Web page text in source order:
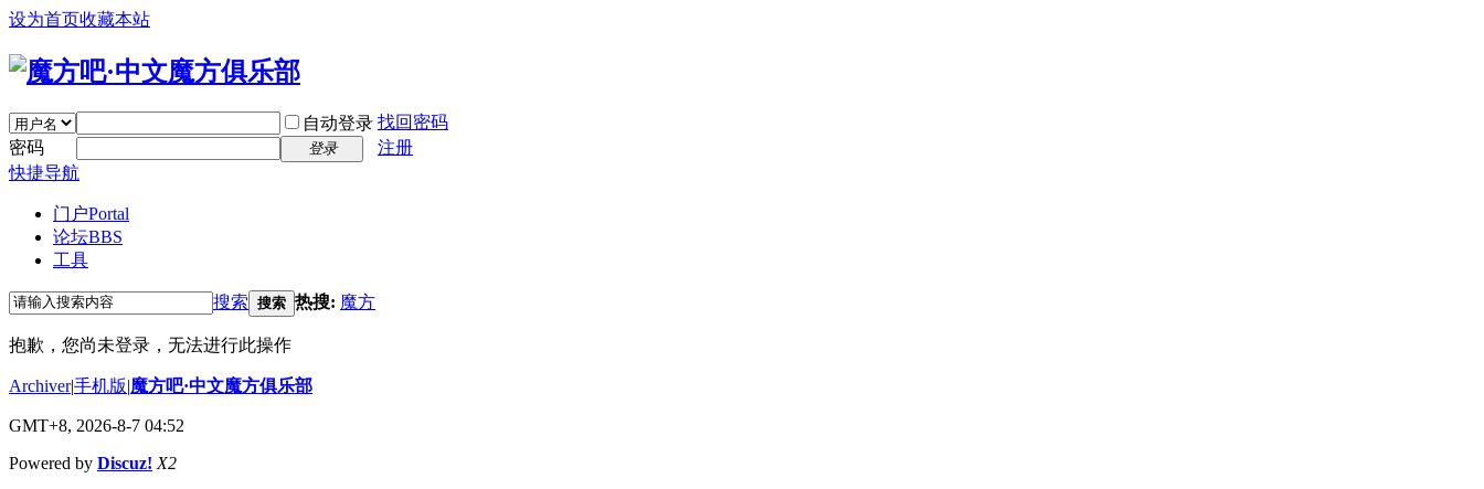
设为首页收藏本站
自动登录 找回密码
密码
登录
注册
快捷导航
门户Portal
论坛BBS
工具
搜索 搜索 热搜: 魔方
抱歉，您尚未登录，无法进行此操作
Archiver|手机版|魔方吧·中文魔方俱乐部
GMT+8, 2026-8-7 04:52
Powered by Discuz! X2